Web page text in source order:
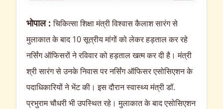
भोपाल : चिकित्सा शिक्षा मंत्री विश्वास कैलाश सारंग से
मुलाकात के बाद 10 सूत्रीय मांगों को लेकर हड़ताल कर रहे
नर्सिंग ऑफिसरों ने रविवार को हड़ताल खत्म कर दी है। मंत्री
श्री सारंग से उनके निवास पर नर्सिंग ऑफिसर एसोसिएशन के
पदाधिकारियों ने भेंट की। इस दौरान स्वास्थ्य मंत्री डॉ.
प्रभुराम चौधरी भी उपस्थित रहे। मुलाकात के बाद एसोसिएशन